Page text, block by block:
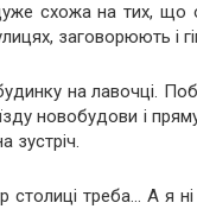
схожа на тих, що
заговорюють і
на лавочці.
новобудови і
зустріч.
столиці треба… А я